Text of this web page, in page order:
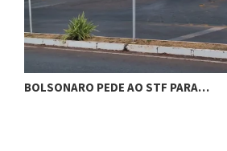
BOLSONARO PEDE AO STF PARA…